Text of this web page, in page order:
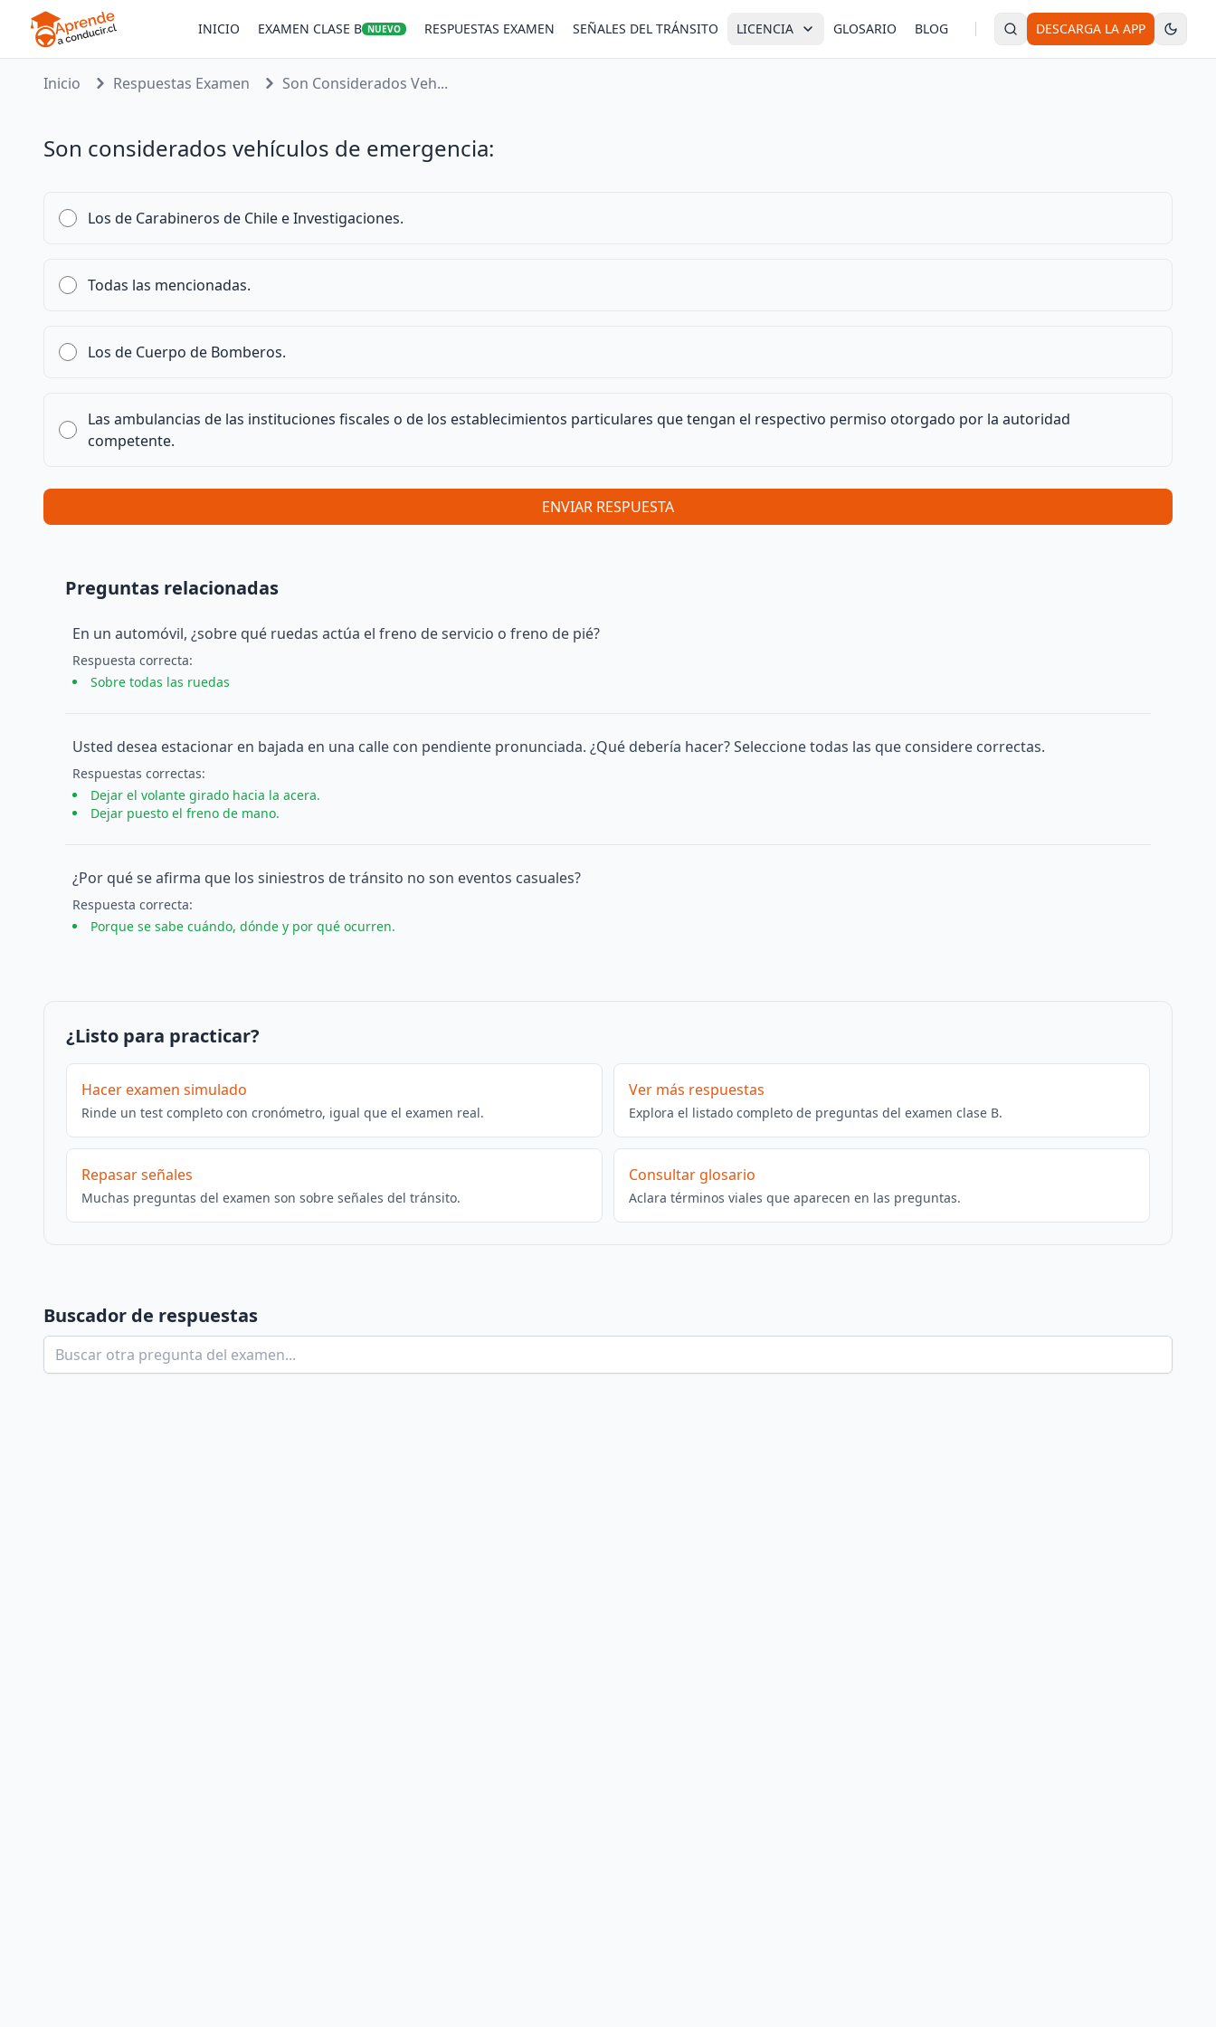
INICIO EXAMEN CLASE B NUEVO RESPUESTAS EXAMEN SEÑALES DEL TRÁNSITO LICENCIA GLOSARIO BLOG DESCARGA LA APP
Inicio Respuestas Examen Son Considerados Veh...
Son considerados vehículos de emergencia:
Los de Carabineros de Chile e Investigaciones.
Todas las mencionadas.
Los de Cuerpo de Bomberos.
Las ambulancias de las instituciones fiscales o de los establecimientos particulares que tengan el respectivo permiso otorgado por la autoridad
competente.
ENVIAR RESPUESTA
Preguntas relacionadas
En un automóvil, ¿sobre qué ruedas actúa el freno de servicio o freno de pié?
Respuesta correcta:
Sobre todas las ruedas
Usted desea estacionar en bajada en una calle con pendiente pronunciada. ¿Qué debería hacer? Seleccione todas las que considere correctas.
Respuestas correctas:
Dejar el volante girado hacia la acera.
Dejar puesto el freno de mano.
¿Por qué se afirma que los siniestros de tránsito no son eventos casuales?
Respuesta correcta:
Porque se sabe cuándo, dónde y por qué ocurren.
¿Listo para practicar?
Hacer examen simulado
Rinde un test completo con cronómetro, igual que el examen real.
Ver más respuestas
Explora el listado completo de preguntas del examen clase B.
Repasar señales
Muchas preguntas del examen son sobre señales del tránsito.
Consultar glosario
Aclara términos viales que aparecen en las preguntas.
Buscador de respuestas